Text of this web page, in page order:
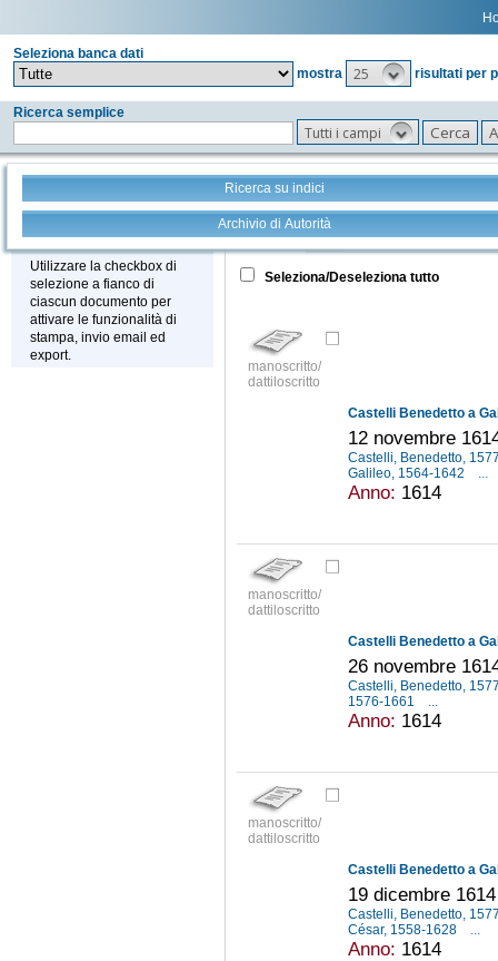
Seleziona banca dati
mostra
25 risultati per
Ricerca semplice
Tutti i campi
Ricerca su indici
Archivio di Autorità
Stampa - Email - Export
Utilizzare la checkbox di
selezione a fianco di
ciascun documento per
attivare le funzionalità di
stampa, invio email ed
export.
Tutto +
Seleziona/Deseleziona tutto
manoscritto/
dattiloscritto
Castelli Benedetto a
12 novembre
Castelli, Benedetto,
Galileo, 1564-1642
...
Anno: 1614
manoscritto/
dattiloscritto
Castelli Benedetto a
26 novembre
Castelli, Benedetto,
1576-1661
...
Anno: 1614
manoscritto/
dattiloscritto
Castelli Benedetto a
19 dicembre 1614
Castelli, Benedetto,
César, 1558-1628
Anno: 1614